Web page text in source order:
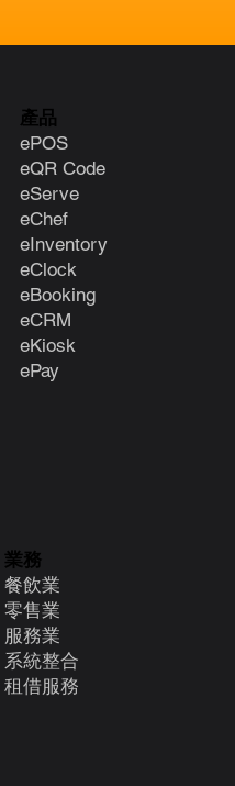
產品
ePOS
eQR Code
eServe
eChef
eInventory
eClock
eBooking
eCRM
eKiosk
ePay
業務
餐飲業
零售業
服務業
系統整合
租借服務